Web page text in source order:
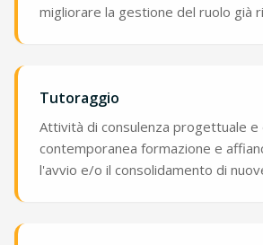
migliorare la gestione del ruolo già
Tutoraggio
Attività di consulenza progettuale e
contemporanea formazione e
l'avvio e/o il consolidamento di